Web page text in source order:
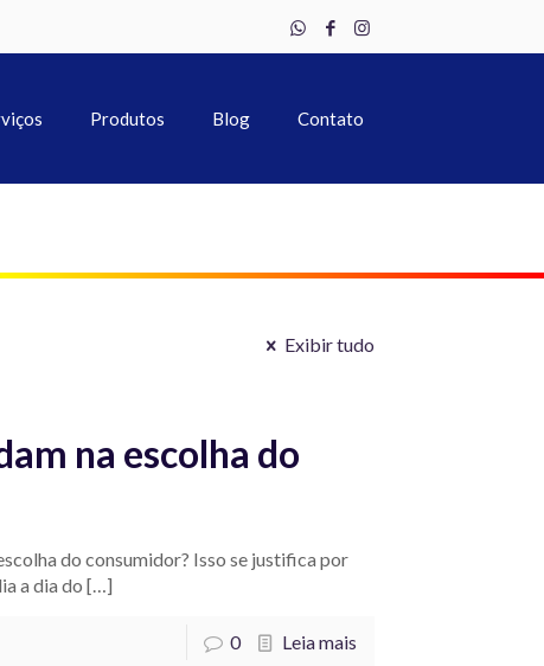
Produtos Blog Contato
Exibir tudo
na escolha do
do consumidor? Isso se justifica por
a dia do […]
0 Leia mais